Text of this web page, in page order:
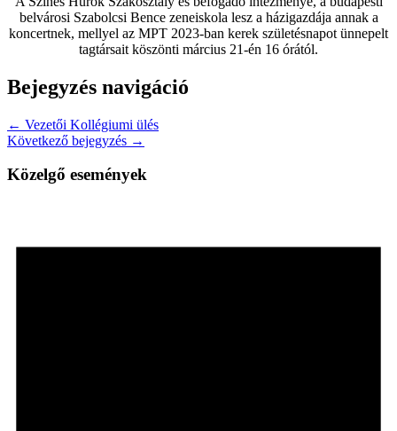
belvárosi Szabolcsi Bence zeneiskola lesz a házigazdája annak a
koncertnek, mellyel az MPT 2023-ban kerek születésnapot ünnepelt
tagtársait köszönti március 21-én 16 órától.
Bejegyzés navigáció
← Vezetői Kollégiumi ülés
Következő bejegyzés →
Közelgő események